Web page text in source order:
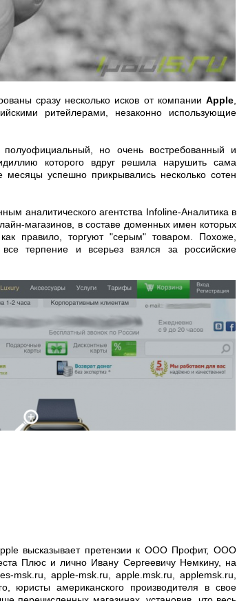
сразу несколько исков от компании Apple
ритейлерами, незаконно использующие
но очень востребованный и
которого вдруг решила нарушить сама
успешно прикрывались несколько сотен
аналитического агентства Infoline-Аналитика в
магазинов, в составе доменных имен которых
правило, торгуют "серым" товаром. Похоже,
терпение и всерьез взялся за российские
высказывает претензии к ООО Профит, ООО
Плюс и лично Ивану Сергеевичу Немкину, на
msk.ru, apple-msk.ru, apple.msk.ru, applemsk.ru,
юристы американского производителя в свое